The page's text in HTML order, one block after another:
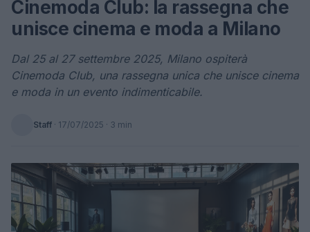
Cinemoda Club: la rassegna che
unisce cinema e moda a Milano
Dal 25 al 27 settembre 2025, Milano ospiterà
Cinemoda Club, una rassegna unica che unisce cinema
e moda in un evento indimenticabile.
Staff · 17/07/2025 · 3 min